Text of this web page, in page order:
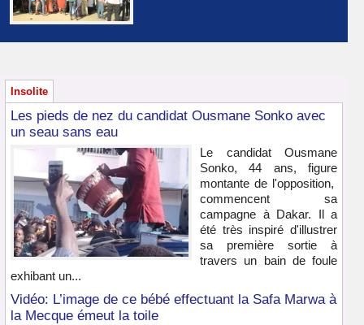
Insolite
Les pieds de nez du candidat Ousmane Sonko avec
un seau sans eau
Le candidat Ousmane
Sonko, 44 ans, figure
montante de l'opposition,
commencent sa
campagne à Dakar. Il a
été très inspiré d'illustrer
sa première sortie à
travers un bain de foule
exhibant un...
Vidéo: L’image de ce bébé effectuant la Safa Marwa à
la Mecque émeut la toile